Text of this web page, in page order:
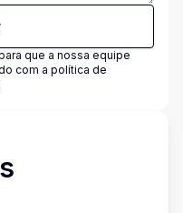
que a nossa equipe
com a política de